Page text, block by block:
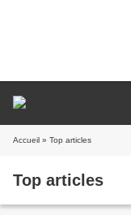
Accueil » Top articles
Top articles